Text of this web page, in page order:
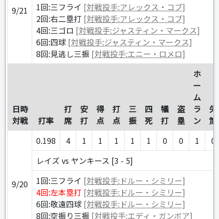
9/21
1回:三フライ [対戦投手:アレックス・コブ]
2回:右二塁打 [対戦投手:アレックス・コブ]
4回:三ゴロ [対戦投手:ジャスティン・マークス]
6回:四球 [対戦投手:ジャスティン・マークス]
8回:見逃し三振 [対戦投手:エニー・ロメロ]
日時
対戦
打率
打
席
安
打
得
点
打
点
三
振
四
死
犠
打
盗
塁
ホ
ー
ム
ラ
ン
失
策
9/20
0.198 4 1 1 1 1 1 0 0 1
0
レイズ vs ヤンキース [3 - 5]
1回:三フライ [対戦投手:ドルー・シミリー]
4回:左本塁打 [対戦投手:ドルー・シミリー]
6回:敬遠四球 [対戦投手:ドルー・シミリー]
8回:空振り三振 [対戦投手:エディ・ガンボア]